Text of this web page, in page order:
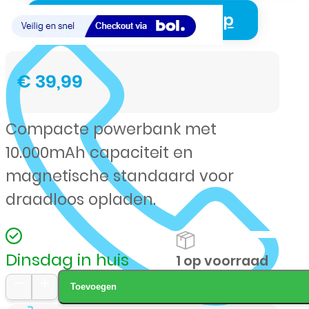
Login Zakelijk Webshop
€ 39,99
Compacte powerbank met
10.000mAh capaciteit en
magnetische standaard voor
draadloos opladen.
Dinsdag in huis
NOVANL Toevoegen
1 op voorraad